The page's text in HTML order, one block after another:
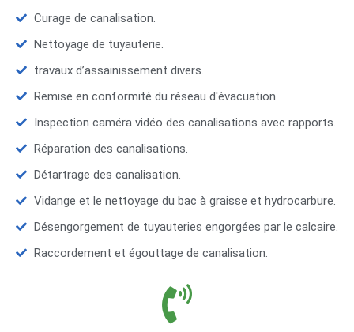
Curage de canalisation.
Nettoyage de tuyauterie.
travaux d’assainissement divers.
Remise en conformité du réseau d'évacuation.
Inspection caméra vidéo des canalisations avec rapports.
Réparation des canalisations.
Détartrage des canalisation.
Vidange et le nettoyage du bac à graisse et hydrocarbure.
Désengorgement de tuyauteries engorgées par le calcaire.
Raccordement et égouttage de canalisation.